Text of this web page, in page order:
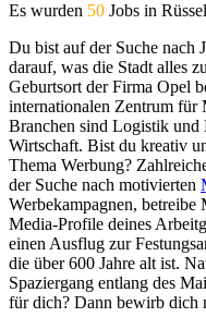
Es wurden 50 Jobs in
Du bist auf der Suche nach
darauf, was die Stadt alles
Geburtsort der Firma Opel
internationalen Zentrum
Branchen sind Logistik
Wirtschaft. Bist du kreativ
Thema Werbung?
der Suche nach motivierten
Werbekampagnen,
Media-Profile deines
einen Ausflug zur
die über 600 Jahre alt ist.
Spaziergang entlang des
für dich? Dann bewirb dich